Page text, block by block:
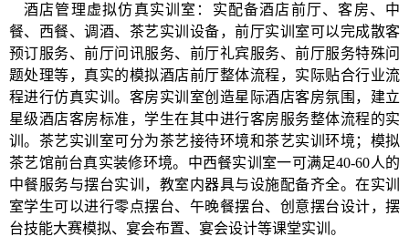
酒店管理虚拟仿真实训室：实配备酒店前厅、客房、中
餐、西餐、调酒、茶艺实训设备，前厅实训室可以完成散客
预订服务、前厅问讯服务、前厅礼宾服务、前厅服务特殊问
题处理等，真实的模拟酒店前厅整体流程，实际贴合行业流
程进行仿真实训。客房实训室创造星际酒店客房氛围，建立
星级酒店客房标准，学生在其中进行客房服务整体流程的实
训。茶艺实训室可分为茶艺接待环境和茶艺实训环境；模拟
茶艺馆前台真实装修环境。中西餐实训室一可满足40-60人的
中餐服务与摆台实训，教室内器具与设施配备齐全。在实训
室学生可以进行零点摆台、午晚餐摆台、创意摆台设计，摆
台技能大赛模拟、宴会布置、宴会设计等课堂实训。